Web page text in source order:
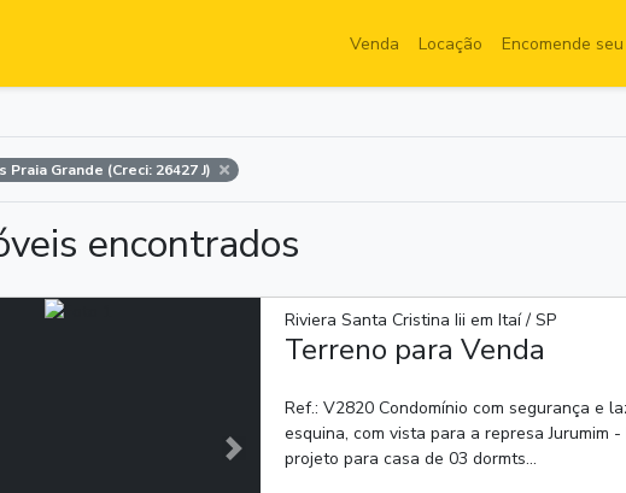
Venda Locação Encomende
Praia Grande (Creci: 26427 J)
encontrados
Próxima
Riviera Santa Cristina Iii em Itaí / SP
Terreno para Venda
Ref.: V2820 Condomínio com segurança e
esquina, com vista para a represa Jurumim
projeto para casa de 03 dormts...